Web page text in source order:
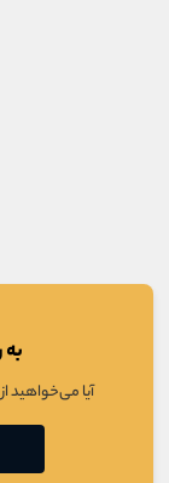
به
آیا می‌خواهید